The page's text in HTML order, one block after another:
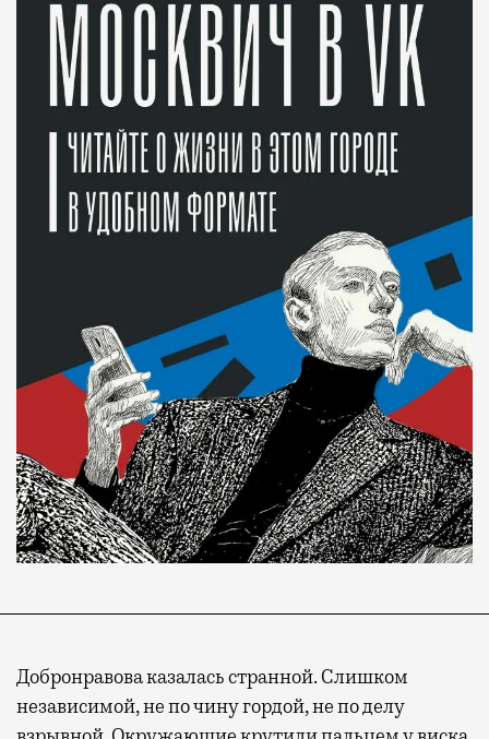
Добронравова казалась странной. Слишком
независимой, не по чину гордой, не по делу